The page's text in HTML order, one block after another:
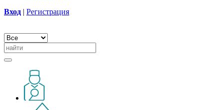
Вход | Регистрация